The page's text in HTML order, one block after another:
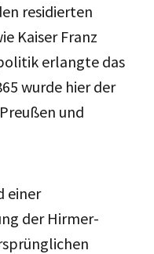
residierten
Kaiser Franz
erlangte das
wurde hier der
und
einer
der Hirmer-